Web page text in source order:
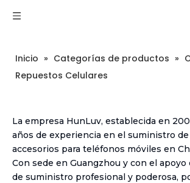
Inicio » Categorías de productos »
Repuestos Celulares
La empresa HunLuv, establecida en
años de experiencia en el suministro
accesorios para teléfonos móviles en
Con sede en Guangzhou y con el apoyo
de suministro profesional y poderosa,